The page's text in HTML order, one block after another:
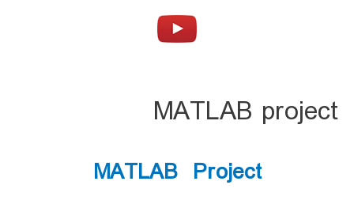
MATLAB project
MATLAB Project